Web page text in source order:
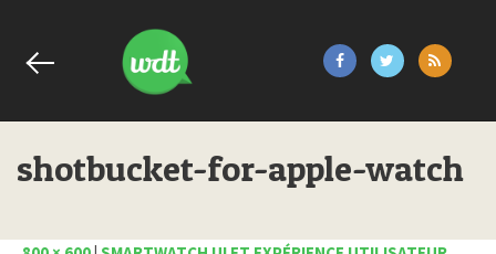
shotbucket-for-apple-watch